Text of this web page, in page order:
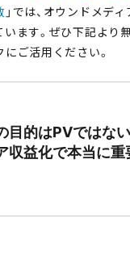
」では、オウンドメデ
います。ぜひ下記より
ご活用ください。
目的はPVではな
収益化で本当に
サイト制作・